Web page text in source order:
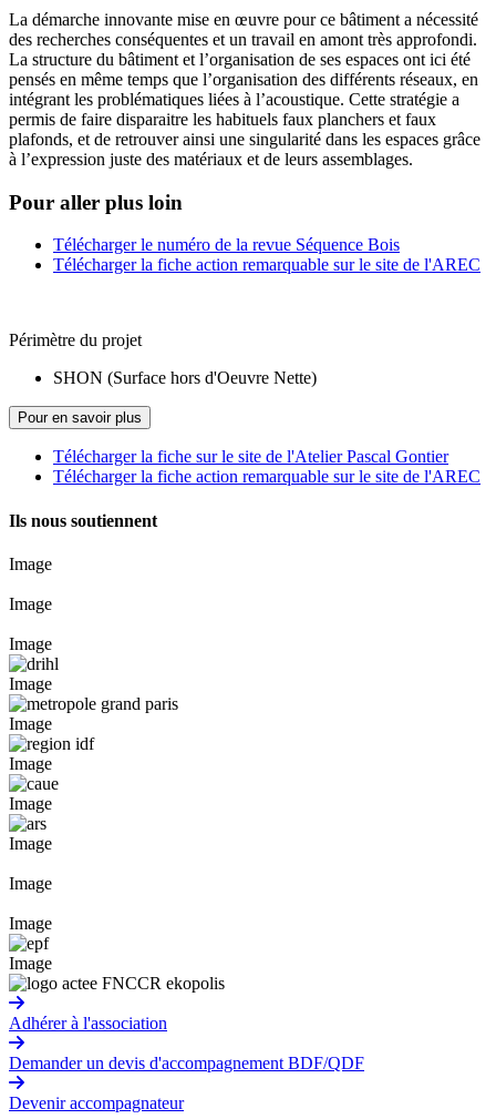
La démarche innovante mise en œuvre pour ce bâtiment a nécessité
des recherches conséquentes et un travail en amont très approfondi.
La structure du bâtiment et l’organisation de ses espaces ont ici été
pensés en même temps que l’organisation des différents réseaux, en
intégrant les problématiques liées à l’acoustique. Cette stratégie a
permis de faire disparaitre les habituels faux planchers et faux
plafonds, et de retrouver ainsi une singularité dans les espaces grâce
à l’expression juste des matériaux et de leurs assemblages.
Pour aller plus loin
Télécharger le numéro de la revue Séquence Bois
Télécharger la fiche action remarquable sur le site de l'AREC
Périmètre du projet
SHON (Surface hors d'Oeuvre Nette)
Pour en savoir plus
Télécharger la fiche sur le site de l'Atelier Pascal Gontier
Télécharger la fiche action remarquable sur le site de l'AREC
Ils nous soutiennent
Image
Image
Image
Image
Image
Image
Image
Image
Image
Image
Image
Adhérer à l'association
Demander un devis d'accompagnement BDF/QDF
Devenir accompagnateur